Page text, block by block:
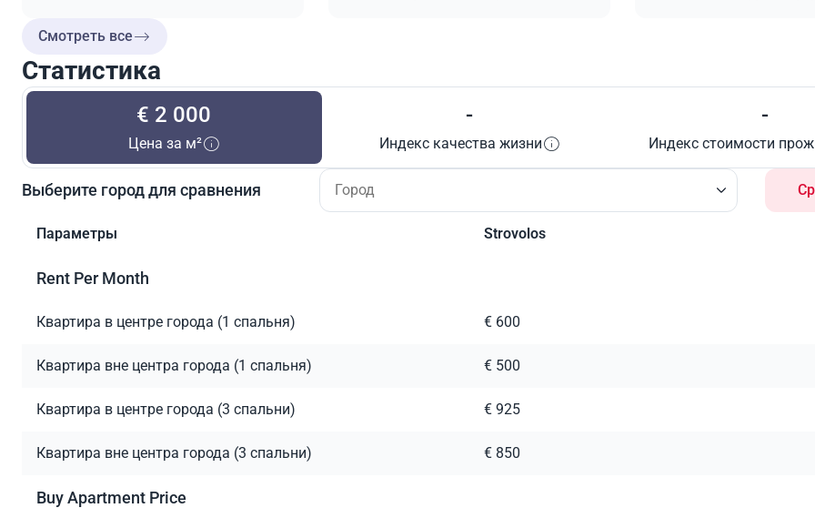
Смотреть все
Статистика
€ 2 000
Цена за м²
-
Индекс качества жизни
-
Индекс стоимости
Выберите город для сравнения
Параметры Strovolos
Rent Per Month
Квартира в центре города (1 спальня) € 600
Квартира вне центра города (1 спальня) € 500
Квартира в центре города (3 спальни) € 925
Квартира вне центра города (3 спальни) € 850
Buy Apartment Price